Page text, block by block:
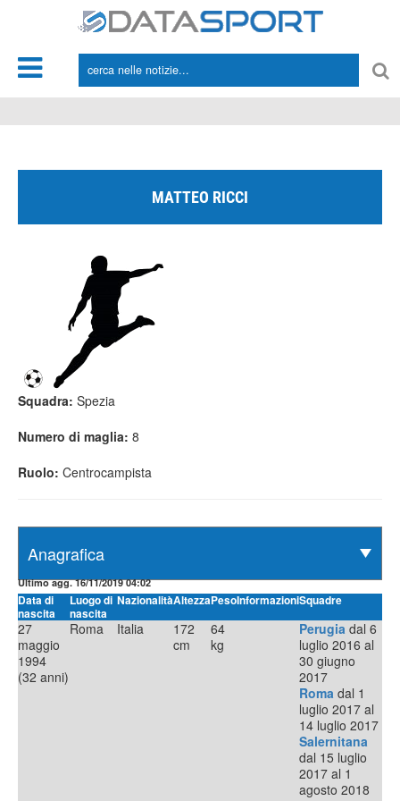
MATTEO RICCI
Squadra: Spezia
Numero di maglia: 8
Ruolo: Centrocampista
Ultimo agg. 16/11/2019 04:02
Data di
nascita
Luogo di
nascita
NazionalitàAltezzaPesoInformazioniSquadre
27
maggio
1994
(32 anni)
Roma Italia
172
cm
64
kg
Perugia dal 6
luglio 2016 al
30 giugno
2017
Roma dal 1
luglio 2017 al
14 luglio 2017
Salernitana
dal 15 luglio
2017 al 1
agosto 2018